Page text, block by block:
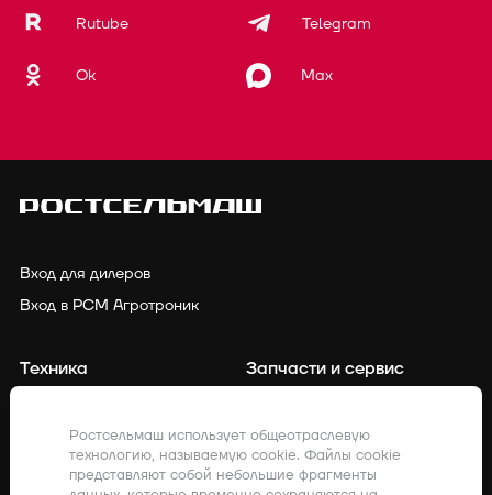
Rutube Telegram
Ok Max
Вход для дилеров
Вход в РСМ Агротроник
Техника
Точное земледелие
Запчасти и сервис
Клиенты о нас
Ростсельмаш использует общеотраслевую
технологию, называемую cookie. Файлы cookie
представляют собой небольшие фрагменты